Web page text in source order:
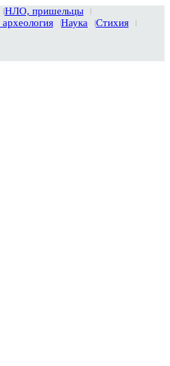
НЛО, пришельцы
Наука
Стихия